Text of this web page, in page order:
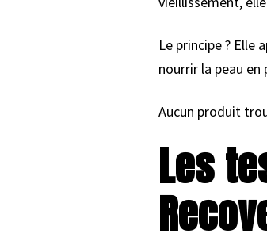
Le principe ? Elle
nourrir la peau en
Aucun produit
Les